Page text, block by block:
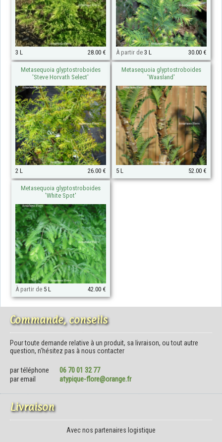
3 L 28.00 € À partir de3 L 30.00 €
Metasequoia glyptostroboides
'Steve Horvath Select'
2 L 26.00 €
Metasequoia glyptostroboides
'Waasland'
5 L 52.00 €
Metasequoia glyptostroboides
'White Spot'
À partir de 5 L 42.00 €
Commande, conseils
Pour toute demande relative à un produit, sa livraison, ou tout autre
question, n'hésitez pas à nous contacter
par téléphone
06 70 01 32 77
par email
atypique-flore@orange.fr
Livraison
Avec nos partenaires logistique